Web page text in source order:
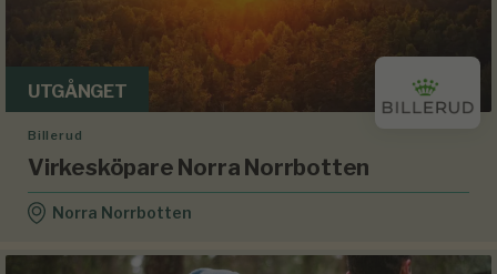
UTGÅNGET
Billerud
Virkesköpare Norra Norrbotten
Norra Norrbotten